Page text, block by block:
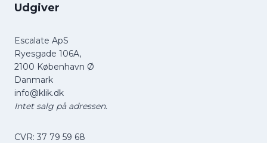
Udgiver
Escalate ApS
Ryesgade 106A,
2100 København Ø
Danmark
info@klik.dk
Intet salg på adressen.
CVR: 37 79 59 68